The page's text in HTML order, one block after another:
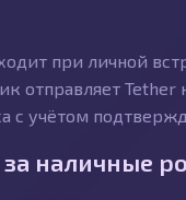
при личной
отправляет Tether
с учётом
наличные